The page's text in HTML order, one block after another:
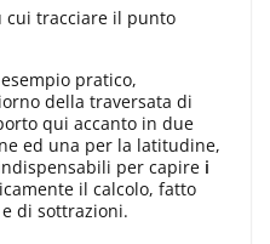
cui tracciare il punto
pratico,
della traversata di
qui accanto in due
ed una per la latitudine,
per capire i
il calcolo, fatto
di sottrazioni.